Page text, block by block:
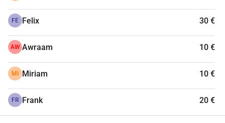
FE Felix 30 €
AW Awraam 10 €
MI Miriam 10 €
FR Frank 20 €